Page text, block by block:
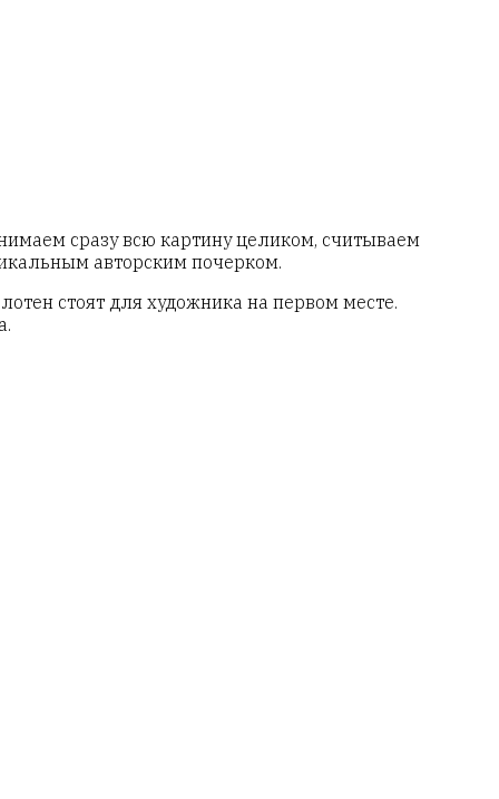
сразу всю картину целиком, считываем
авторским почерком.
стоят для художника на первом месте.